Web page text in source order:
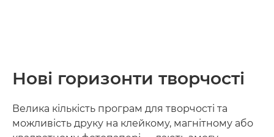
Нові горизонти творчості
Велика кількість програм для творчості та
можливість друку на клейкому, магнітному або